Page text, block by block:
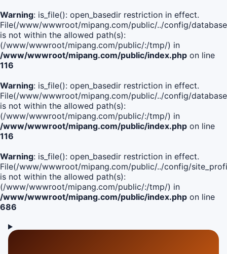
Warning: is_file(): open_basedir restriction in effect.
File(/www/wwwroot/mipang.com/public/../config/
is not within the allowed path(s):
(/www/wwwroot/mipang.com/public/:/tmp/) in
/www/wwwroot/mipang.com/public/index.php on line
116
Warning: is_file(): open_basedir restriction in effect.
File(/www/wwwroot/mipang.com/public/../config/
is not within the allowed path(s):
(/www/wwwroot/mipang.com/public/:/tmp/) in
/www/wwwroot/mipang.com/public/index.php on line
116
Warning: is_file(): open_basedir restriction in effect.
File(/www/wwwroot/mipang.com/public/../config/
is not within the allowed path(s):
(/www/wwwroot/mipang.com/public/:/tmp/) in
/www/wwwroot/mipang.com/public/index.php on line
686